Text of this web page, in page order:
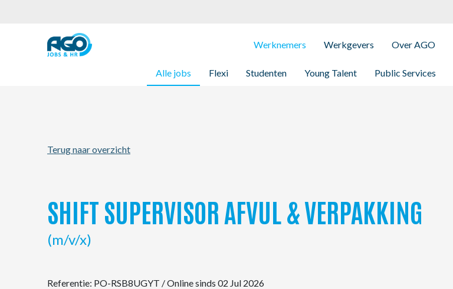
Werknemers
Alle jobs Flexi Studenten Young Talent Public Services
Werkgevers Over AGO
Werknemers
Kantoren
My AGO
Terug naar overzicht
SHIFT SUPERVISOR AFVUL & VERPAKKING
(m/v/x)
Referentie: PO-RSB8UGYT /Online sinds 02 Jul 2026